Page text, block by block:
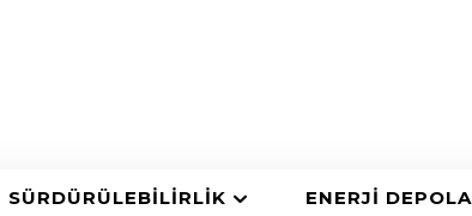
SÜRDÜRÜLEBILIRLIK ENERJI